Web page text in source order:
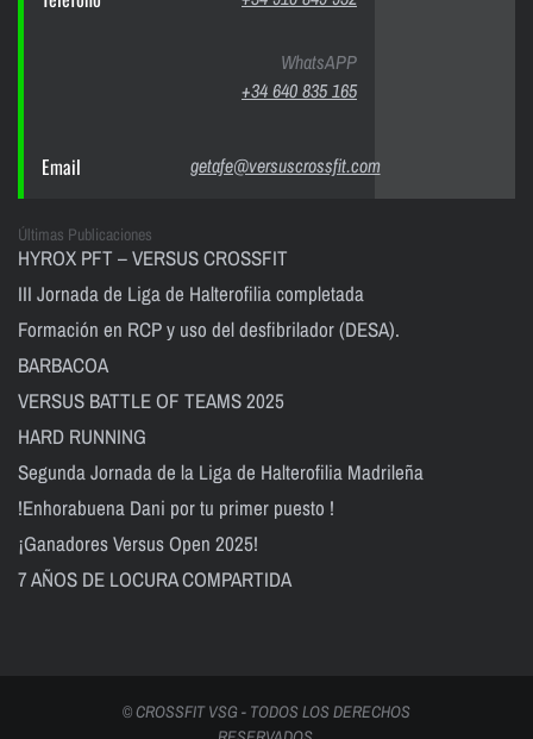
WhatsAPP
+34 640 835 165
Email getafe@versuscrossfit.com
Últimas Publicaciones
HYROX PFT – VERSUS CROSSFIT
III Jornada de Liga de Halterofilia completada
Formación en RCP y uso del desfibrilador (DESA).
BARBACOA
VERSUS BATTLE OF TEAMS 2025
HARD RUNNING
Segunda Jornada de la Liga de Halterofilia Madrileña
!Enhorabuena Dani por tu primer puesto !
¡Ganadores Versus Open 2025!
7 AÑOS DE LOCURA COMPARTIDA
© CROSSFIT VSG - TODOS LOS DERECHOS